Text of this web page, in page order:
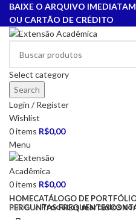
BAIXE O ARQUIVO
OU CARTÃO DE CRÉDITO
Select category
Search
Login / Register
Wishlist
0items R$0,00
Menu
0items R$0,00
HOMECATÁLOGO DE
PERGUNTAS FREQUENTES
Início Produtos marcados